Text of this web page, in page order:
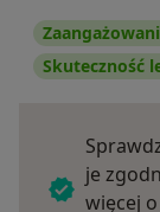
Skuteczność
je
więcej